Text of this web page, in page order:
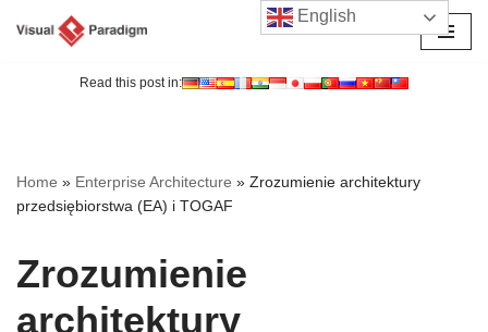
Read this post in:
Home » Enterprise Architecture » Zrozumienie architektury
przedsiębiorstwa (EA) i TOGAF
Zrozumienie
architektury
English